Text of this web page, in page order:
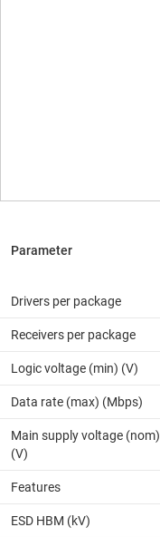
Drivers per package
Receivers per package
Logic voltage (min) (V)
Data rate (max) (Mbps)
Main supply voltage (nom)
(V)
Features
ESD HBM (kV)